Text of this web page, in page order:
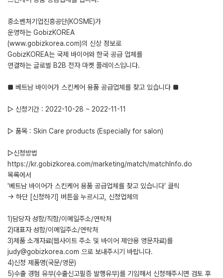
중소벤처기업진흥공단(KOSME)가
운영하는 GobizKOREA
(www.gobizkorea.com)의 신상 정보로
GobizKOREA는 국제 바이어와 한국 공급 업체를
연결하는 글로벌 B2B 전자 마켓 플레이스입니다.
■ 베트남 바이어가 스킨케어 용품 공급업체를 찾고 있습니다 ■
▷ 신청기간 : 2022-10-28 ~ 2022-11-11
▷ 품목 : Skin Care products (Especially for salon)
▷신청방법
https://kr.gobizkorea.com/marketing/match/matchInfo.do
목록에서
'베트남 바이어가 스킨케어 용품 공급업체를 찾고 있습니다' 클릭
-> 하단 [신청하기] 버튼을 누르시고, 신청업체의
1)담당자 성함/직함/이메일주소/연락처
2)대표자 성함/이메일주소/연락처
3)제품 소개자료(웹사이트 주소 및 바이어 제안용 영문자료)를
judy@gobizkorea.com 으로 보내주시기 바랍니다.
4)신청 제품명(국문/영문)
5)수출 경험 유무(수출신고필증 발행유무)를 기입해서 신청해주시면 검토 후